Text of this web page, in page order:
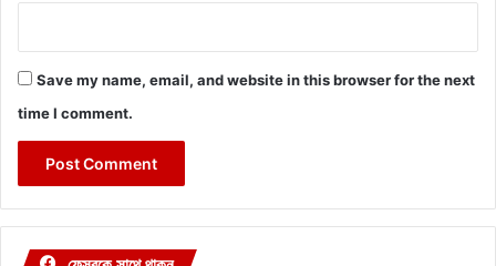
Save my name, email, and website in this browser for the next
time I comment.